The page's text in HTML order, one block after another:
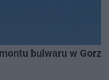
bulwaru w